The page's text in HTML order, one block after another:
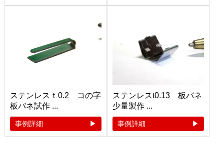
ステンレスｔ0.2 コの字
板バネ試作 ...
事例詳細
ステンレスt0.13 板バネ
少量製作 ...
事例詳細